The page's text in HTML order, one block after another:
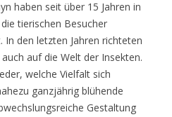
haben seit über 15 Jahren in
tierischen Besucher
den letzten Jahren richteten
auf die Welt der Insekten.
welche Vielfalt sich
ganzjährig blühende
Gestaltung